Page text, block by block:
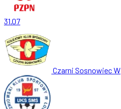
31.07
Czarni Sosnowiec W